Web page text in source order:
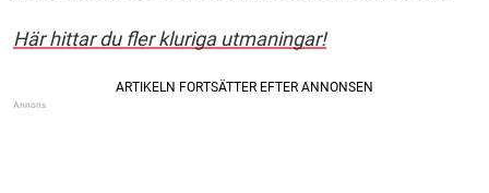
Här hittar du fler kluriga utmaningar!